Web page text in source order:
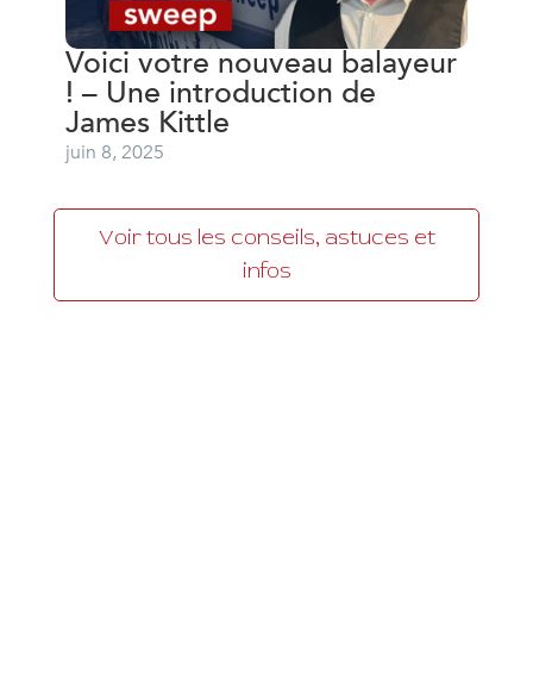
Voici votre nouveau balayeur
! – Une introduction de
James Kittle
juin 8, 2025
Voir tous les conseils, astuces et
infos